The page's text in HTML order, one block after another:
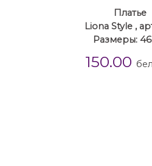
Платье
Liona Style ,
Размеры:
150.00